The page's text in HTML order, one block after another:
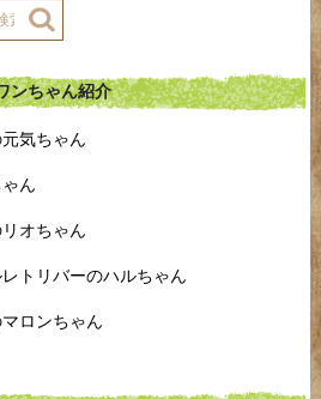
ンちゃん紹介
気ちゃん
ん
オちゃん
トリバーのハルちゃん
ロンちゃん